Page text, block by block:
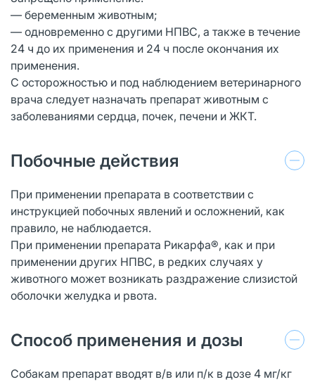
— беременным животным;
— одновременно с другими НПВС, а также в течение
24 ч до их применения и 24 ч после окончания их
применения.
С осторожностью и под наблюдением ветеринарного
врача следует назначать препарат животным с
заболеваниями сердца, почек, печени и ЖКТ.
Побочные действия
При применении препарата в соответствии с
инструкцией побочных явлений и осложнений, как
правило, не наблюдается.
При применении препарата Рикарфа®, как и при
применении других НПВС, в редких случаях у
животного может возникать раздражение слизистой
оболочки желудка и рвота.
Способ применения и дозы
Собакам препарат вводят в/в или п/к в дозе 4 мг/кг